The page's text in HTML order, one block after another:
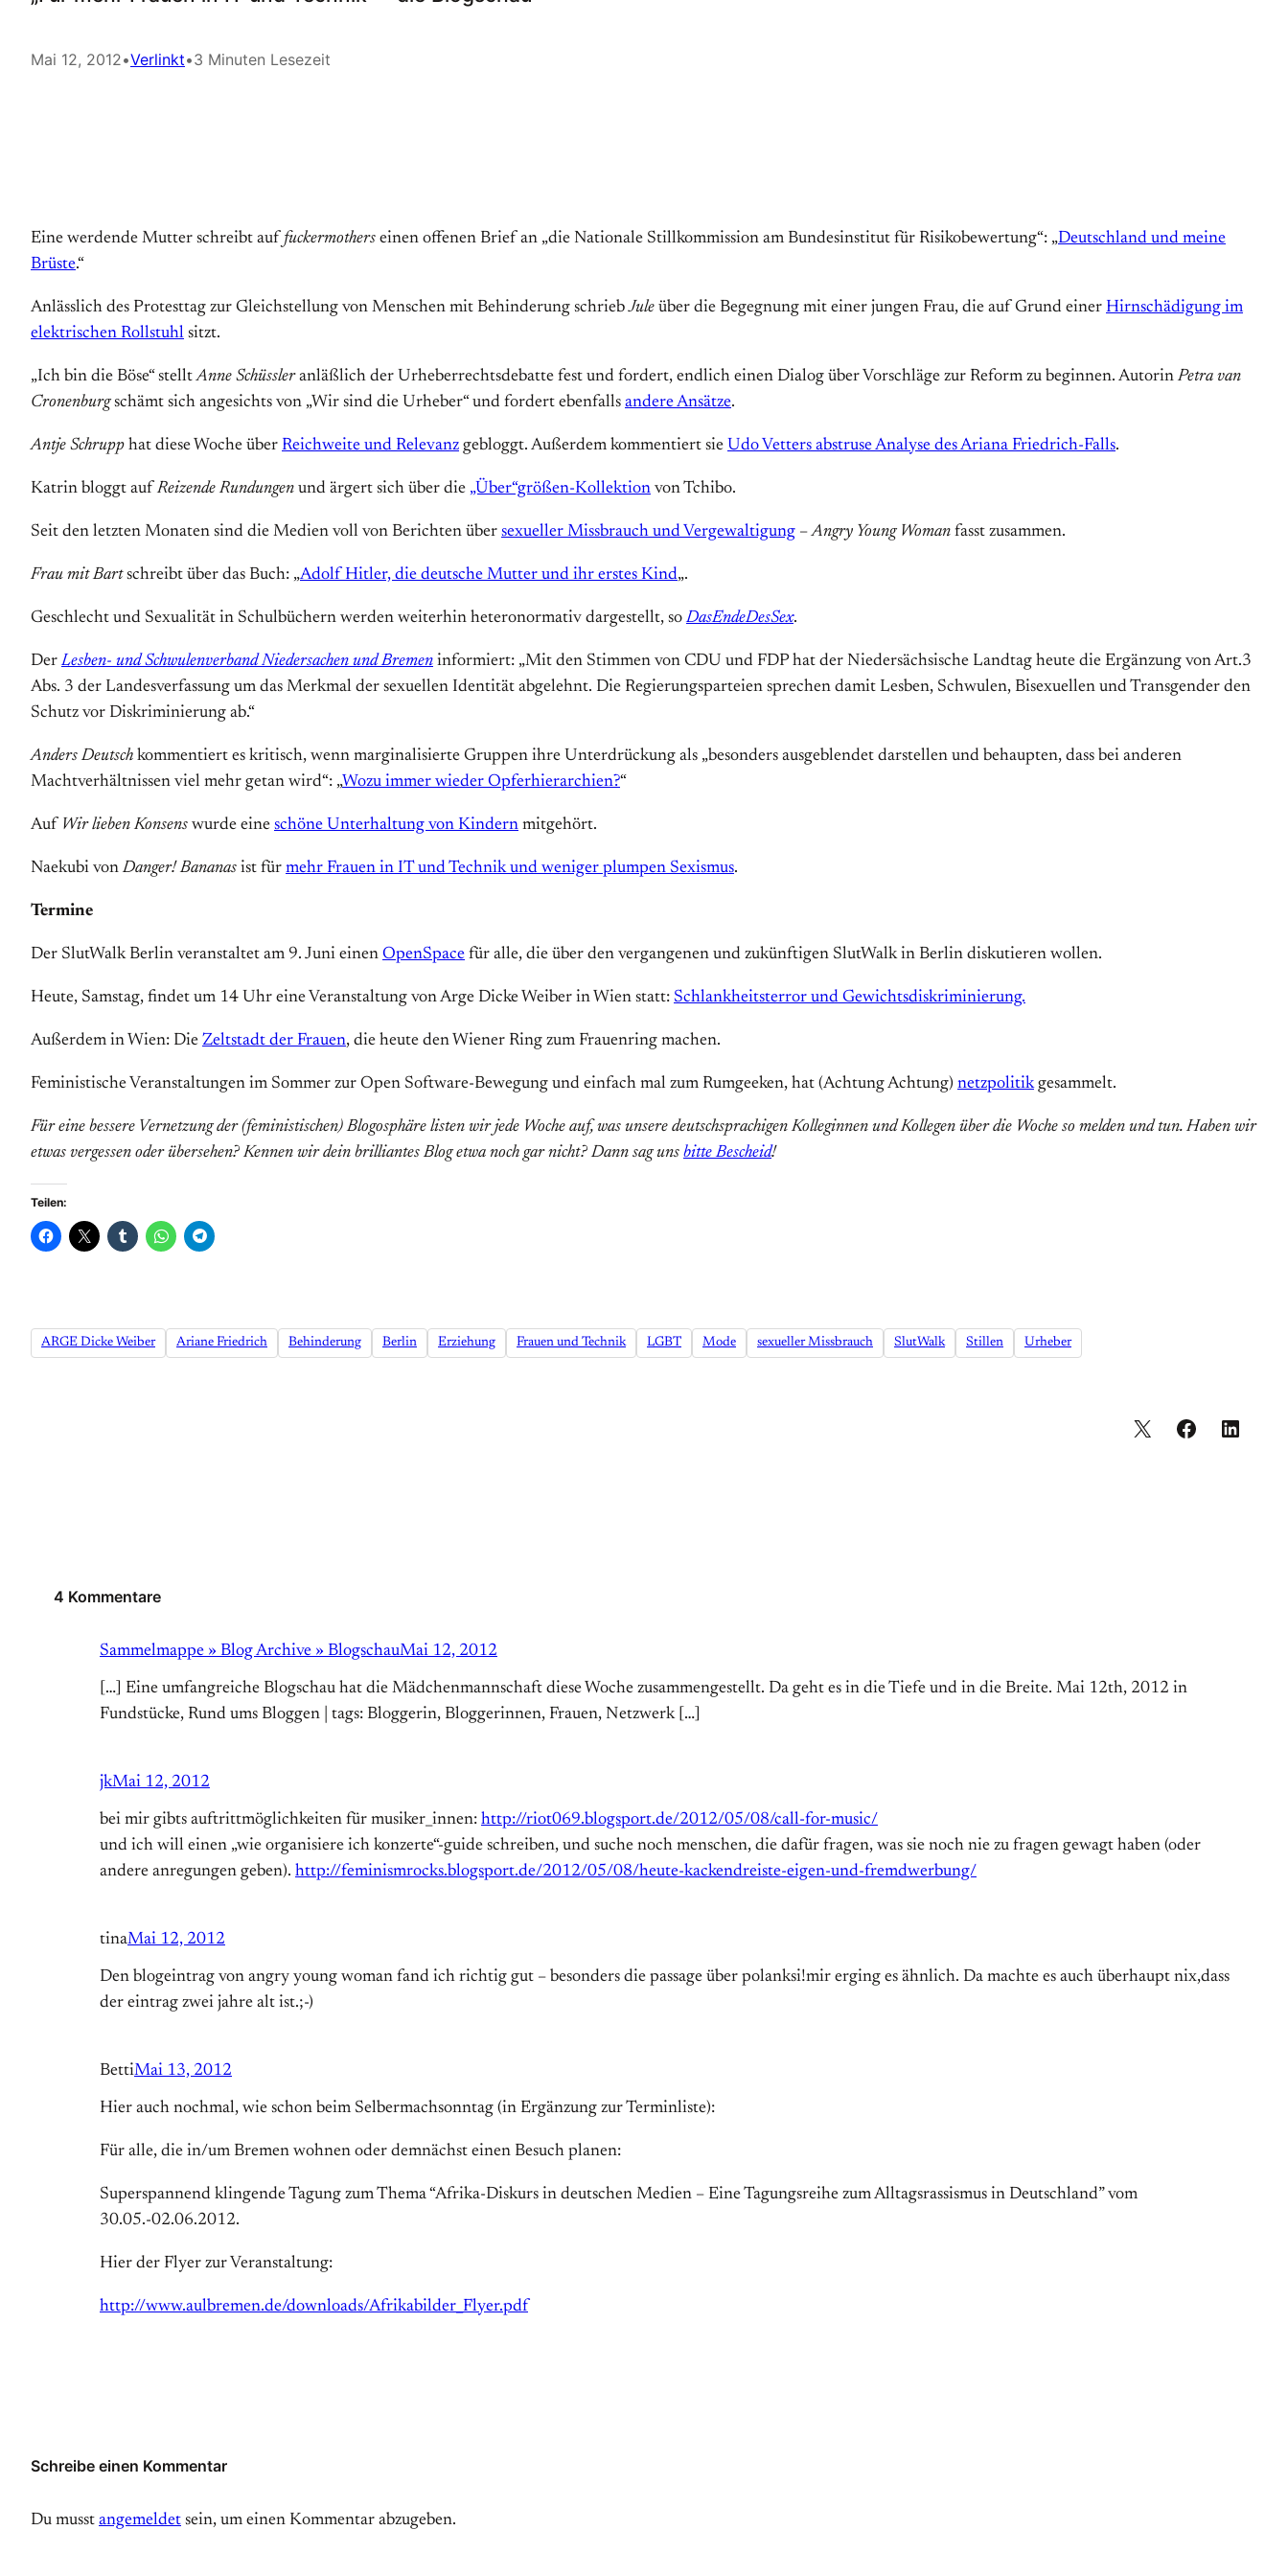
Mai 12, 2012•Verlinkt•3 Minuten Lesezeit
Eine werdende Mutter schreibt auf fuckermothers einen offenen Brief an „die Nationale Stillkommission am Bundesinstitut für Risikobewertung“: „Deutschland und meine
Brüste.“
Anlässlich des Protesttag zur Gleichstellung von Menschen mit Behinderung schriebJule über die Begegnung mit einer jungen Frau, die auf Grund einer Hirnschädigung im
elektrischen Rollstuhl sitzt.
„Ich bin die Böse“ stelltAnne Schüssleranläßlich der Urheberrechtsdebatte fest und fordert, endlich einen Dialog über Vorschläge zur Reform zu beginnen. Autorin Petra van
Cronenburgschämt sich angesichts von „Wir sind die Urheber“ und fordert ebenfalls andere Ansätze.
Antje Schrupp hat diese Woche über Reichweite und Relevanz gebloggt. Außerdem kommentiert sie Udo Vetters abstruse Analyse des Ariana Friedrich-Falls.
Katrin bloggt auf Reizende Rundungen und ärgert sich über die „Über“größen-Kollektion von Tchibo.
Seit den letzten Monaten sind die Medien voll von Berichten über sexueller Missbrauch und Vergewaltigung –Angry Young Woman fasst zusammen.
Frau mit Bartschreibt über das Buch: „Adolf Hitler, die deutsche Mutter und ihr erstes Kind„.
Geschlecht und Sexualität in Schulbüchern werden weiterhin heteronormativ dargestellt, soDasEndeDesSex.
DerLesben- und Schwulenverband Niedersachen und Bremen informiert: „Mit den Stimmen von CDU und FDP hat der Niedersächsische Landtag heute die Ergänzung von Art.3
Abs. 3 der Landesverfassung um das Merkmal der sexuellen Identität abgelehnt. Die Regierungsparteien sprechen damit Lesben, Schwulen, Bisexuellen und Transgender den
Schutz vor Diskriminierung ab.“
Anders Deutsch kommentiert es kritisch, wenn marginalisierte Gruppen ihre Unterdrückung als „besonders ausgeblendet darstellen und behaupten, dass bei anderen
Machtverhältnissen viel mehr getan wird“: „Wozu immer wieder Opferhierarchien?“
Auf Wir lieben Konsens wurde eine schöne Unterhaltung von Kindern mitgehört.
Naekubi von Danger! Bananas ist für mehr Frauen in IT und Technik und weniger plumpen Sexismus.
Termine
Der SlutWalk Berlin veranstaltet am 9. Juni einen OpenSpace für alle, die über den vergangenen und zukünftigen SlutWalk in Berlin diskutieren wollen.
Heute, Samstag, findet um 14 Uhr eine Veranstaltung von Arge Dicke Weiber in Wien statt: Schlankheitsterror und Gewichtsdiskriminierung.
Außerdem in Wien: Die Zeltstadt der Frauen, die heute den Wiener Ring zum Frauenring machen.
Feministische Veranstaltungen im Sommer zur Open Software-Bewegung und einfach mal zum Rumgeeken, hat (Achtung Achtung) netzpolitikgesammelt.
Für eine bessere Vernetzung der (feministischen) Blogosphäre listen wir jede Woche auf, was unsere deutschsprachigen Kolleginnen und Kollegen über die Woche so melden und tun. Haben wir
etwas vergessen oder übersehen? Kennen wir dein brilliantes Blog etwa noch gar nicht? Dann sag uns bitte Bescheid!
Teilen:
ARGE Dicke Weiber Ariane Friedrich Behinderung Berlin Erziehung Frauen und Technik LGBT Mode sexueller Missbrauch SlutWalk Stillen Urheber
4 Kommentare
Sammelmappe » Blog Archive » BlogschauMai 12, 2012
[…] Eine umfangreiche Blogschau hat die Mädchenmannschaft diese Woche zusammengestellt. Da geht es in die Tiefe und in die Breite. Mai 12th, 2012 in
Fundstücke, Rund ums Bloggen | tags: Bloggerin, Bloggerinnen, Frauen, Netzwerk […]
jkMai 12, 2012
bei mir gibts auftrittmöglichkeiten für musiker_innen: http://riot069.blogsport.de/2012/05/08/call-for-music/
und ich will einen „wie organisiere ich konzerte“-guide schreiben, und suche noch menschen, die dafür fragen, was sie noch nie zu fragen gewagt haben (oder
andere anregungen geben). http://feminismrocks.blogsport.de/2012/05/08/heute-kackendreiste-eigen-und-fremdwerbung/
tinaMai 12, 2012
Den blogeintrag von angry young woman fand ich richtig gut – besonders die passage über polanksi!mir erging es ähnlich. Da machte es auch überhaupt nix,dass
der eintrag zwei jahre alt ist.;-)
BettiMai 13, 2012
Hier auch nochmal, wie schon beim Selbermachsonntag (in Ergänzung zur Terminliste):
Für alle, die in/um Bremen wohnen oder demnächst einen Besuch planen:
Superspannend klingende Tagung zum Thema “Afrika-Diskurs in deutschen Medien – Eine Tagungsreihe zum Alltagsrassismus in Deutschland” vom
30.05.-02.06.2012.
Hier der Flyer zur Veranstaltung:
http://www.aulbremen.de/downloads/Afrikabilder_Flyer.pdf
Schreibe einen Kommentar
Du musst angemeldet sein, um einen Kommentar abzugeben.